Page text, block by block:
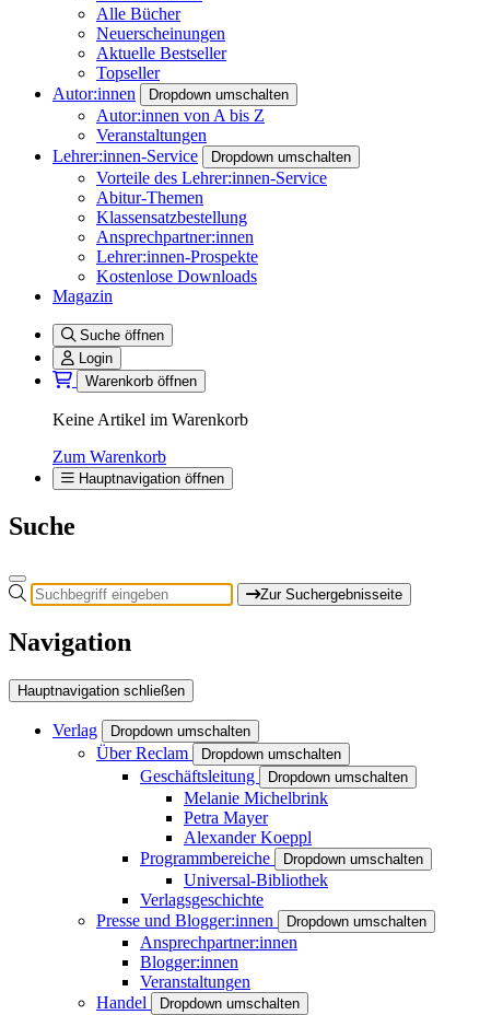
Alle Bücher
Neuerscheinungen
Aktuelle Bestseller
Topseller
Autor:innen
Dropdown umschalten
Autor:innen von A bis Z
Veranstaltungen
Lehrer:innen-Service
Dropdown umschalten
Vorteile des Lehrer:innen-Service
Abitur-Themen
Klassensatzbestellung
Ansprechpartner:innen
Lehrer:innen-Prospekte
Kostenlose Downloads
Magazin
Suche öffnen
Login
Warenkorb öffnen
Keine Artikel im Warenkorb
Zum Warenkorb
Hauptnavigation öffnen
Suche
Zur Suchergebnisseite
Navigation
Hauptnavigation schließen
Verlag Dropdown umschalten
Über Reclam Dropdown umschalten
Geschäftsleitung Dropdown umschalten
Melanie Michelbrink
Petra Mayer
Alexander Koeppl
Programmbereiche
Dropdown umschalten
Universal-Bibliothek
Verlagsgeschichte
Presse und Blogger:innen
Dropdown umschalten
Ansprechpartner:innen
Blogger:innen
Veranstaltungen
Handel
Dropdown umschalten